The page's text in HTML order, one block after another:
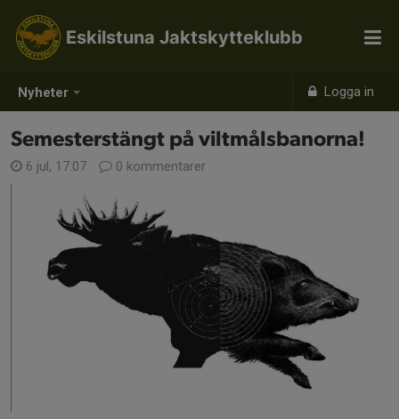
Nyheter Logga in
Eskilstuna Jaktskytteklubb
Semesterstängt på viltmålsbanorna!
6 jul, 17:07 0 kommentarer